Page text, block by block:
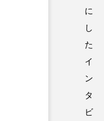
に
し
た
イ
ン
タ
ビ